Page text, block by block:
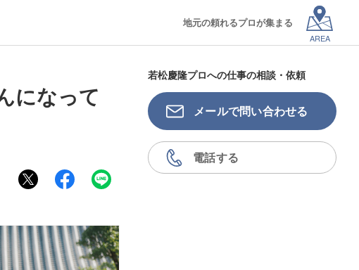
地元の頼れるプロが集まる
AREA
になって
若松慶隆プロへの仕事の相談・依頼
メールで問い合わせる
電話する